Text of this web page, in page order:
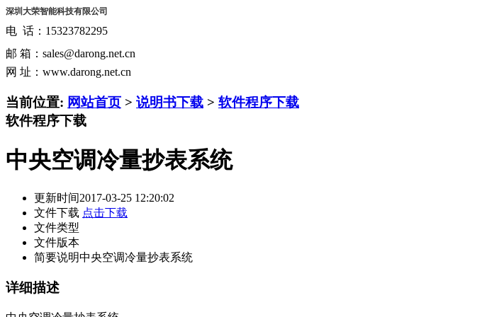
深圳大荣智能科技有限公司
电 话：15323782295
邮 箱：sales@darong.net.cn
网 址：www.darong.net.cn
当前位置: 网站首页 > 说明书下载 > 软件程序下载
软件程序下载
中央空调冷量抄表系统
更新时间 2017-03-25 12:20:02
文件下载 点击下载
文件类型
文件版本
简要说明中央空调冷量抄表系统
详细描述